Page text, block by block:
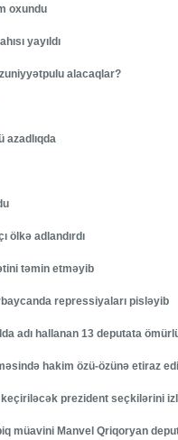
oxundu
yayıldı
alacaqlar?
azadlıqda
ölkə adlandırdı
təmin etməyib
repressiyaları pisləyib
adı hallanan 13 deputata
hakim özü-özünə etiraz
keçiriləcək prezident seçkilərini
müavini Manvel Qriqoryan